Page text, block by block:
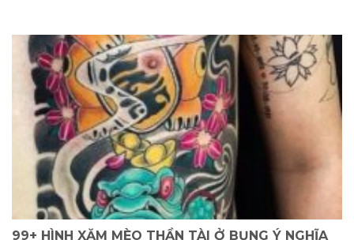
99+ HÌNH XĂM MÈO THẦN TÀI Ở BỤNG Ý NGHĨA